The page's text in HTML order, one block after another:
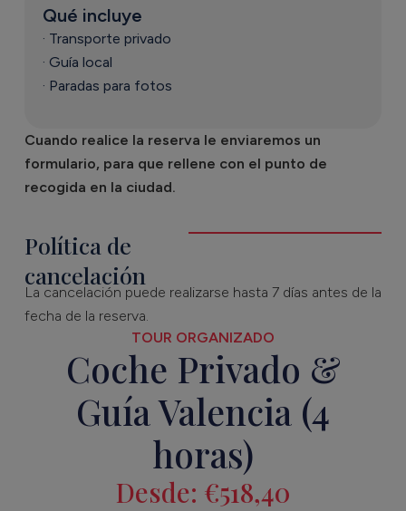
Qué incluye
· Transporte privado
· Guía local
· Paradas para fotos
Cuando realice la reserva le enviaremos un
formulario, para que rellene con el punto de
recogida en la ciudad.
Política de
cancelación
La cancelación puede realizarse hasta 7 días antes de la
fecha de la reserva.
TOUR ORGANIZADO
Coche Privado &
Guía Valencia (4
horas)
Desde: €518,40